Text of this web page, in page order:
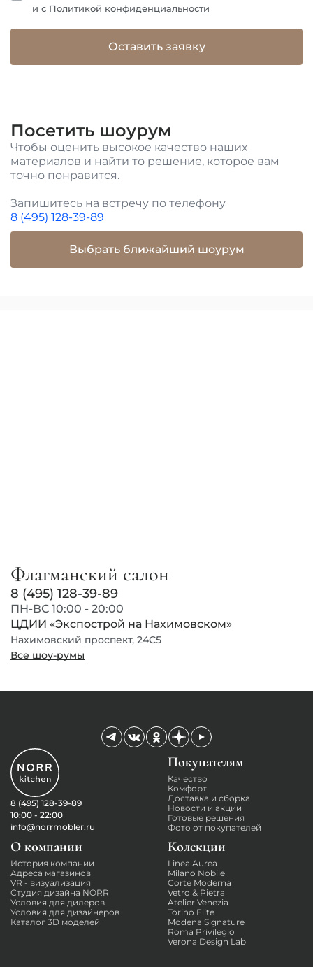
и с Политикой конфиденциальности
Оставить заявку
Посетить шоурум
Чтобы оценить высокое качество наших
материалов и найти то решение, которое вам
точно понравится.
Запишитесь на встречу по телефону
8 (495) 128-39-89
Выбрать ближайший шоурум
Флагманский салон
8 (495) 128-39-89
ПН-ВС 10:00 - 20:00
ЦДИИ «Экспострой на Нахимовском»
Нахимовский проспект, 24С5
Все шоу-румы
8 (495) 128-39-89
10:00 - 22:00
info@norrmobler.ru
Колекции
Linea Aurea
Milano Nobile
Corte Moderna
Vetro & Pietra
Atelier Venezia
Torino Elite
Modena Signature
Roma Privilegio
Verona Design Lab
Покупателям
Качество
Комфорт
Доставка и сборка
Новости и акции
Готовые решения
Фото от покупателей
О компании
История компании
Адреса магазинов
VR - визуализация
Студия дизайна NORR
Условия для дилеров
Условия для дизайнеров
Каталог 3D моделей